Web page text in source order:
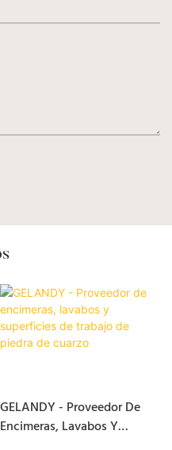
GELANDY - Proveedor De
Encimeras, Lavabos Y